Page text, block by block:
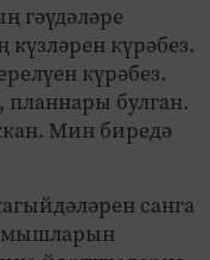
гәүдәләре
күрәбез.
күрәбез.
булган.
Мин биредә
санга